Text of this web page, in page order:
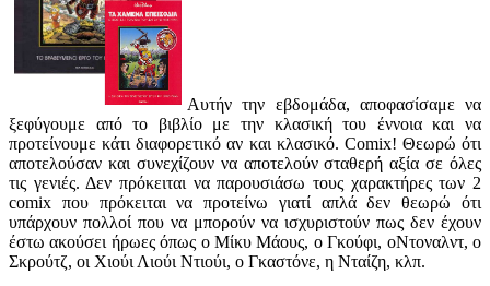
Αυτήν την εβδομάδα, αποφασίσαμε να
ξεφύγουμε από το βιβλίο με την κλασική του έννοια και να
προτείνουμε κάτι διαφορετικό αν και κλασικό. Comix! Θεωρώ ότι
αποτελούσαν και συνεχίζουν να αποτελούν σταθερή αξία σε όλες
τις γενιές. Δεν πρόκειται να παρουσιάσω τους χαρακτήρες των 2
comix που πρόκειται να προτείνω γιατί απλά δεν θεωρώ ότι
υπάρχουν πολλοί που να μπορούν να ισχυριστούν πως δεν έχουν
έστω ακούσει ήρωες όπως ο Μίκυ Μάους, ο Γκούφι, οΝτοναλντ, ο
Σκρούτζ, οι Χιούι Λιούι Ντιούι, ο Γκαστόνε, η Νταίζη, κλπ.